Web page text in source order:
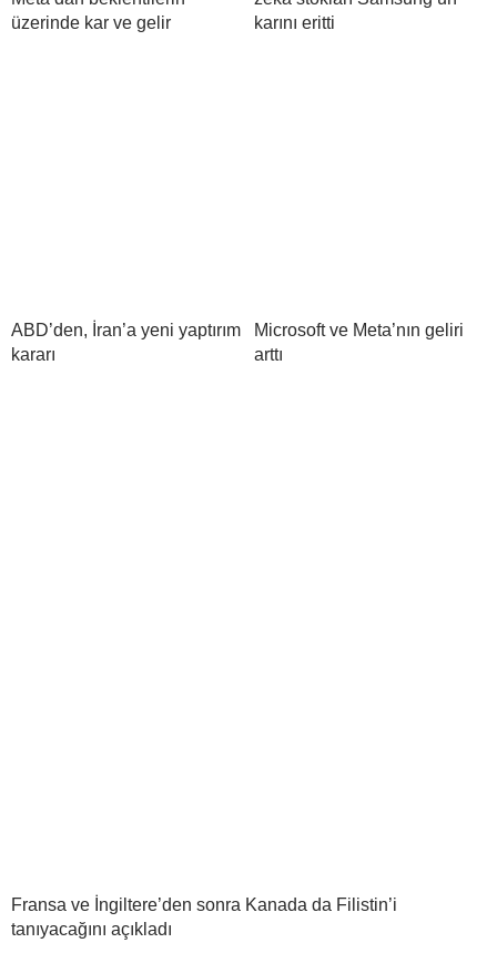
üzerinde kar ve gelir
karını eritti
ABD’den, İran’a yeni yaptırım
kararı
Microsoft ve Meta’nın geliri
arttı
Fransa ve İngiltere’den sonra Kanada da Filistin’i
tanıyacağını açıkladı